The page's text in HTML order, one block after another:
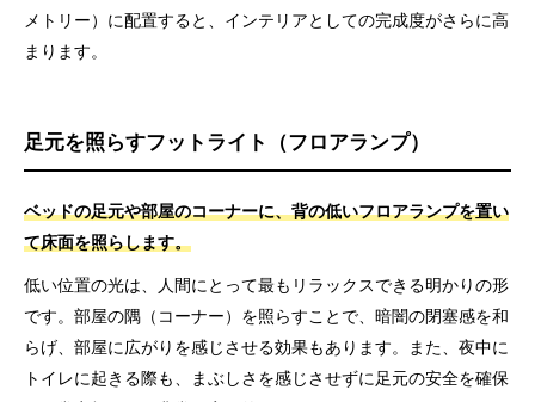
メトリー）に配置すると、インテリアとしての完成度がさらに高
まります。
足元を照らすフットライト（フロアランプ）
ベッドの足元や部屋のコーナーに、背の低いフロアランプを置い
て床面を照らします。
低い位置の光は、人間にとって最もリラックスできる明かりの形
です。部屋の隅（コーナー）を照らすことで、暗闇の閉塞感を和
らげ、部屋に広がりを感じさせる効果もあります。また、夜中に
トイレに起きる際も、まぶしさを感じさせずに足元の安全を確保